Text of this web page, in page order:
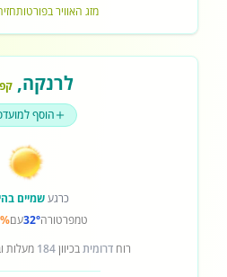
מזג האוויר בפורטו
לרנקה,
הוסף
כרגעשמיים
טמפרטורה32°עם
רוחדרומיתבכיוון184 מעלות